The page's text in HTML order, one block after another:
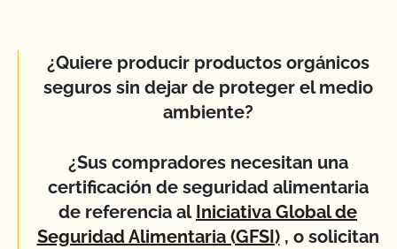
¿Quiere producir productos orgánicos
seguros sin dejar de proteger el medio
ambiente?
¿Sus compradores necesitan una
certificación de seguridad alimentaria
de referencia al Iniciativa Global de
Seguridad Alimentaria (GFSI), o solicitan